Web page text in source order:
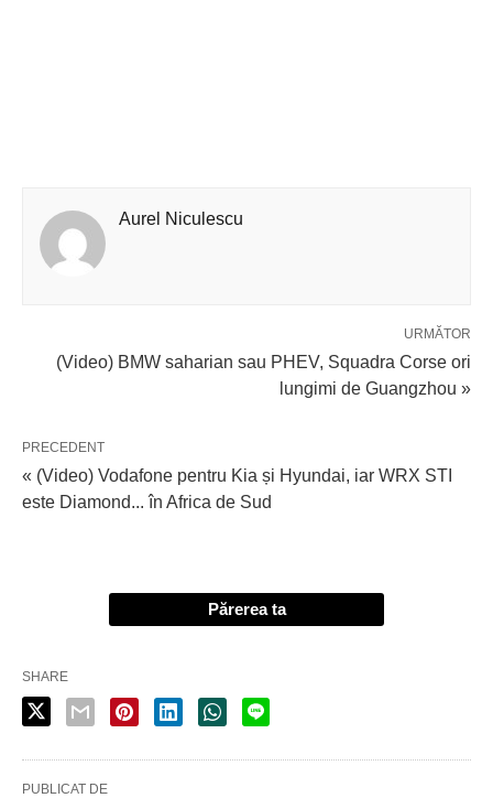
Aurel Niculescu
URMĂTOR
(Video) BMW saharian sau PHEV, Squadra Corse ori
lungimi de Guangzhou »
PRECEDENT
« (Video) Vodafone pentru Kia și Hyundai, iar WRX STI
este Diamond... în Africa de Sud
Părerea ta
SHARE
PUBLICAT DE